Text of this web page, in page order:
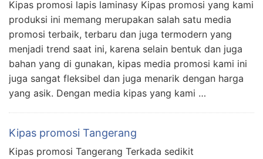
Kipas promosi lapis laminasy Kipas promosi yang kami
produksi ini memang merupakan salah satu media
promosi terbaik, terbaru dan juga termodern yang
menjadi trend saat ini, karena selain bentuk dan juga
bahan yang di gunakan, kipas media promosi kami ini
juga sangat fleksibel dan juga menarik dengan harga
yang asik. Dengan media kipas yang kami …
Kipas promosi Tangerang
Kipas promosi Tangerang Terkada sedikit